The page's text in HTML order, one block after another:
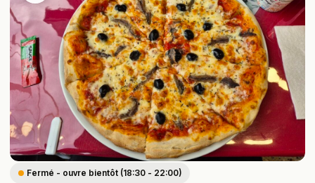
Fermé - ouvre bientôt (18:30 - 22:00)